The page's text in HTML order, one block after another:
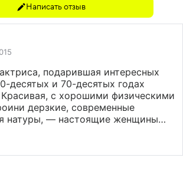
Написать отзыв
подарившая интересных
десятых и 70-десятых годах
с хорошими физическими
дерзкие, современные
натуры, — настоящие женщины
Спасибо Вам лучезарная
пожелать вам дальнейших
и вечной молодости! Мы,